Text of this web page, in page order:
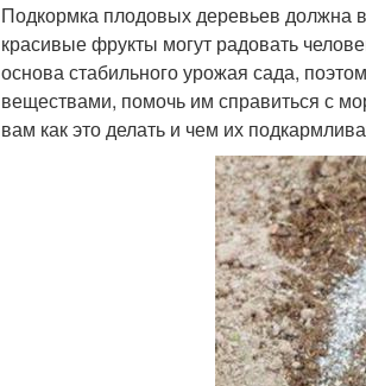
Подкормка плодовых деревьев должна
красивые фрукты могут радовать
основа стабильного урожая сада,
веществами, помочь им справиться с
вам как это делать и чем их